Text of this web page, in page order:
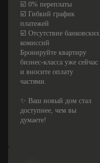
☑️ 0% переплаты
☑️ Гибкий график
платежей
☑️ Отсутствие банковских
комиссий
Бронируйте квартиру
бизнес-класса уже сейчас
и вносите оплату
частями.
✨ Ваш новый дом стал
доступнее, чем вы
думаете!